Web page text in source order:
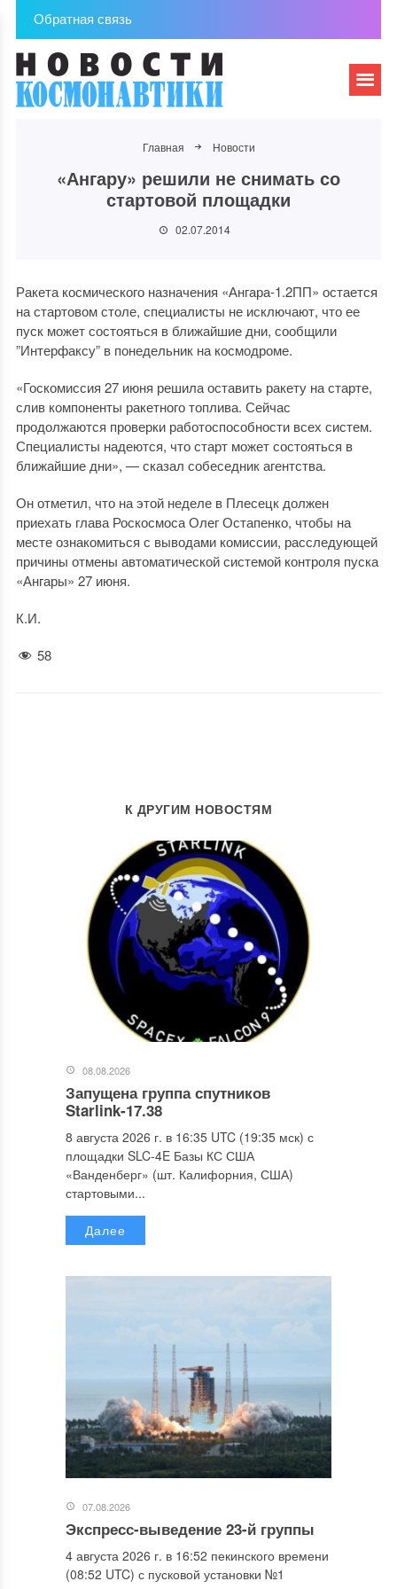
Обратная связь
Главная Новости
«Ангару» решили не снимать со
стартовой площадки
02.07.2014
Ракета космического назначения «Ангара-1.2ПП» остается
на стартовом столе, специалисты не исключают, что ее
пуск может состояться в ближайшие дни, сообщили
”Интерфаксу” в понедельник на космодроме.
«Госкомиссия 27 июня решила оставить ракету на старте,
слив компоненты ракетного топлива. Сейчас
продолжаются проверки работоспособности всех систем.
Специалисты надеются, что старт может состояться в
ближайшие дни», — сказал собеседник агентства.
Он отметил, что на этой неделе в Плесецк должен
приехать глава Роскосмоса Олег Остапенко, чтобы на
месте ознакомиться с выводами комиссии, расследующей
причины отмены автоматической системой контроля пуска
«Ангары» 27 июня.
К.И.
58
К ДРУГИМ НОВОСТЯМ
08.08.2026
Запущена группа спутников
Starlink-17.38
8 августа 2026 г. в 16:35 UTC (19:35 мск) с
площадки SLC-4E Базы КС США
«Ванденберг» (шт. Калифорния, США)
стартовыми...
Далее
07.08.2026
Экспресс-выведение 23-й группы
4 августа 2026 г. в 16:52 пекинского времени
(08:52 UTC) с пусковой установки №1